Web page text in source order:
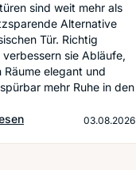
sind weit mehr als
Alternative
Tür. Richtig
sie Abläufe,
Räume elegant und
mehr Ruhe in den
03.08.2026